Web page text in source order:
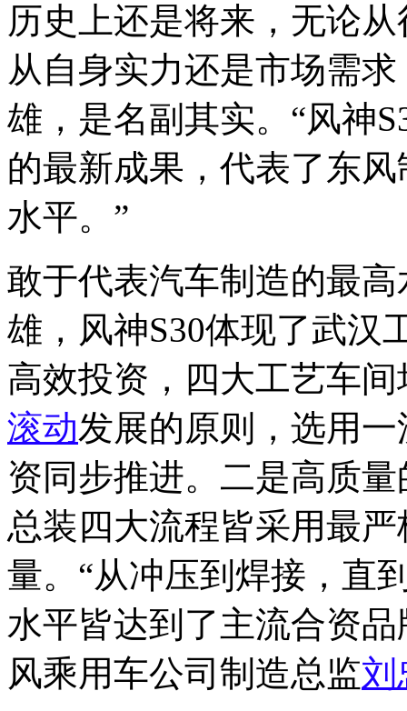
历史上还是将来，无论
从自身实力还是市场需
雄，是名副其实。“风神
的最新成果，代表了东
水平。”
敢于代表汽车制造的最
雄，风神S30体现了武汉
高效投资，四大工艺车
滚动发展的原则，选用
资同步推进。二是高质
总装四大流程皆采用最
量。“从冲压到焊接，直
水平皆达到了主流合资
风乘用车公司制造总监刘